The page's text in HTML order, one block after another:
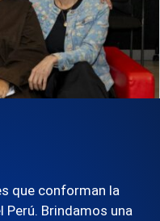
PUCP! Ya
que conforman la
Brindamos una